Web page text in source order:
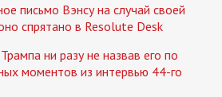
письмо Вэнсу на случай своей
спрятано в Resolute Desk
ни разу не назвав его по
моментов из интервью 44-го